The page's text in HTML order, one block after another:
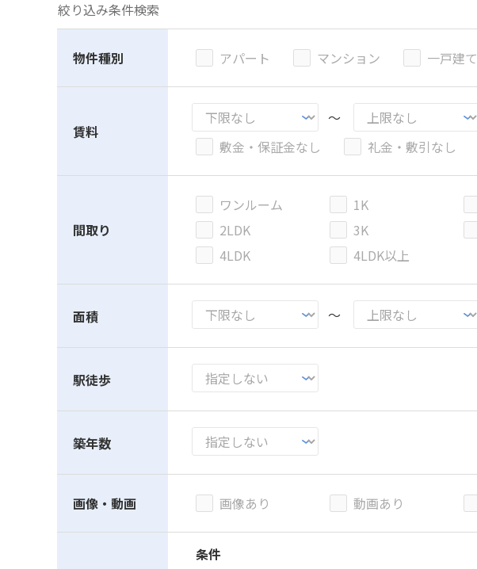
絞り込み条件検索
物件種別 アパート マンション 一戸建て
賃料
～
敷金・保証金なし
礼金・敷引なし
間取り
ワンルーム 1K
2LDK
3K
4LDK
4LDK以上
面積 ～
駅徒歩
築年数
画像・動画 画像あり 動画あり
条件